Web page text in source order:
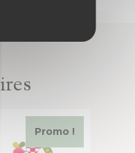
Promo !